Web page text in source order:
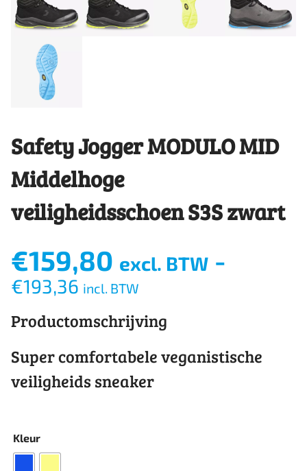
Safety Jogger MODULO MID
Middelhoge
veiligheidsschoen S3S zwart
€159,80 excl. BTW -
€193,36 incl. BTW
Productomschrijving
Super comfortabele veganistische
veiligheids sneaker
Kleur